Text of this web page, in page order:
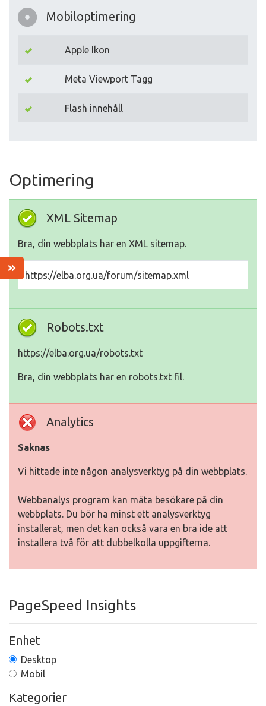
Mobiloptimering
Apple Ikon
Meta Viewport Tagg
Flash innehåll
Optimering
XML Sitemap
Bra, din webbplats har en XML sitemap.
https://elba.org.ua/forum/sitemap.xml
Robots.txt
https://elba.org.ua/robots.txt
Bra, din webbplats har en robots.txt fil.
Analytics
Saknas
Vi hittade inte någon analysverktyg på din webbplats.
Webbanalys program kan mäta besökare på din
webbplats. Du bör ha minst ett analysverktyg
installerat, men det kan också vara en bra ide att
installera två för att dubbelkolla uppgifterna.
PageSpeed Insights
Enhet
Desktop
Mobil
Kategorier